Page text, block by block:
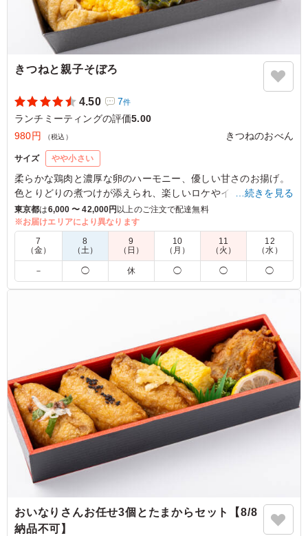
きつねと親子そぼろ
4.50 7件
ランチミーティングの評価5.00
980円
（税込） きつねのおべん
サイズ やや小さい
柔らかな鶏肉と濃厚な卵のハーモニー、優しい甘さのお揚げ。
色とりどりの煮つけが添えられ、楽しいロケやイベントにぴっ
たりです。
5.0
お揚げがしっかり味がついていてジューシーで、たまごの
そぼろがしっとり甘く味付けされていて、どちらも冷めて
いてもとってもおいしくいただけました。添えられていた
やしいたけは歯ざわりがよく仕上がっていて、おいしい煮
物でした。量は多くないので、軽めのランチをしたいとき
に、ちょうどよさそうです。
ご利用シーン：会議・セミナー›ランチミーティング
東京都港区六本木2026/02/20
…続きを見る
東京都は6,000 〜 42,000円以上のご注文で配達無料
※お届けエリアにより異なります
7
（金）
8
（土）
9
（日）
10
（月）
11
（火）
12
（水）
－ ◯ 休 ◯ ◯ ◯
おいなりさんお任せ3個とたまからセット【8/8
納品不可】